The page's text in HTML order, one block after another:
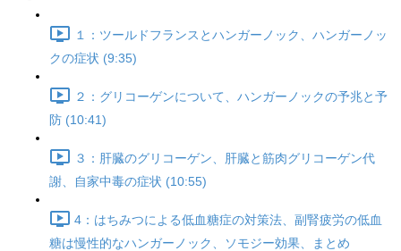
１：ツールドフランスとハンガーノック、ハンガーノッ
クの症状 (9:35)
２：グリコーゲンについて、ハンガーノックの予兆と予
防 (10:41)
３：肝臓のグリコーゲン、肝臓と筋肉グリコーゲン代
謝、自家中毒の症状 (10:55)
4：はちみつによる低血糖症の対策法、副腎疲労の低血
糖は慢性的なハンガーノック、ソモジー効果、まとめ